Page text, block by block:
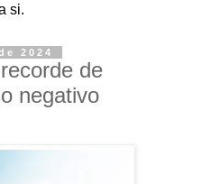
si.
2024
de
negativo